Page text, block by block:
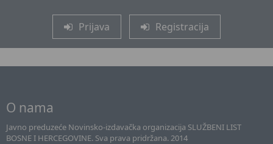
Prijava Registracija
O nama
Javno preduzeće Novinsko-izdavačka organizacija SLUŽBENI LIST
BOSNE I HERCEGOVINE. Sva prava pridržana. 2014